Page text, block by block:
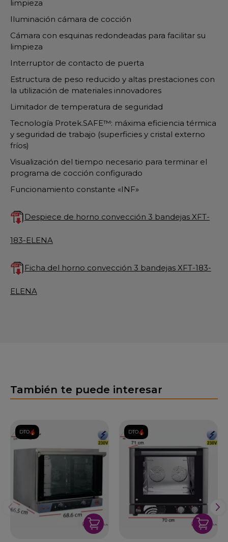
limpieza
Iluminación cámara de cocción
Cámara con esquinas redondeadas para facilitar su
limpieza
Interruptor de contacto de puerta
Estructura de peso reducido y altas prestaciones con
la utilización de materiales innovadores
Limitador de temperatura de seguridad
Tecnología Protek.SAFE™: máxima eficiencia térmica
y seguridad de trabajo (superficies y cristal externo
fríos)
Visualización del tiempo necesario para terminar el
programa de cocción configurado
Funcionamiento constante «INF»
Despiece de horno convección 3 bandejas XFT-
183-ELENA
Ficha del horno convección 3 bandejas XFT-183-
ELENA
También te puede interesar
DTO. DTO.